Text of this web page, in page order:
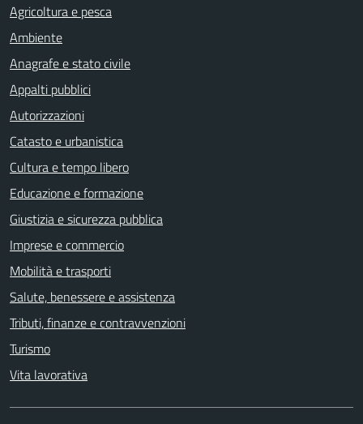
Agricoltura e pesca
Ambiente
Anagrafe e stato civile
Appalti pubblici
Autorizzazioni
Catasto e urbanistica
Cultura e tempo libero
Educazione e formazione
Giustizia e sicurezza pubblica
Imprese e commercio
Mobilità e trasporti
Salute, benessere e assistenza
Tributi, finanze e contravvenzioni
Turismo
Vita lavorativa